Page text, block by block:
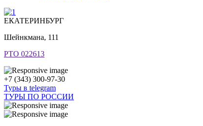
ЕКАТЕРИНБУРГ
Шейнкмана, 111
РТО 022613
+7 (343) 300-97-30
Туры в telegram
ТУРЫ ПО РОССИИ